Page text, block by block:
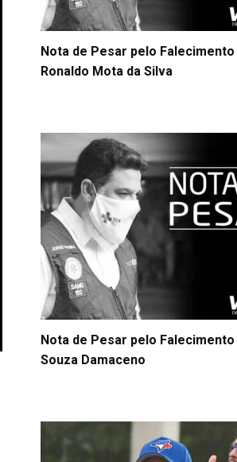
Nota de Pesar pelo Falecimento
Ronaldo Mota da Silva
Nota de Pesar pelo Falecimento
Souza Damaceno